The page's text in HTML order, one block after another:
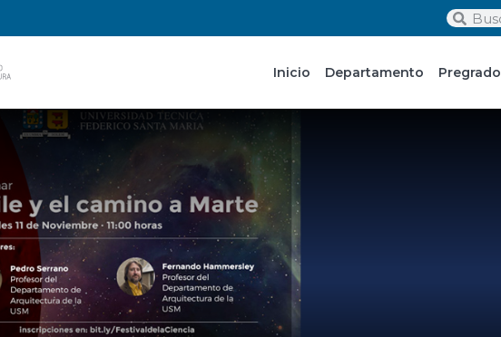
Inicio Departamento Pregrado